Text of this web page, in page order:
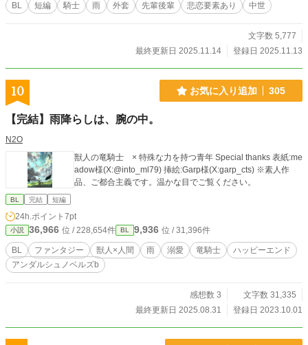
BL 短編 騎士 雨 外套 先輩後輩 悲恋要素あり 中世
文字数 5,777
最終更新日 2025.11.14
登録日 2025.11.13
10 お気に入り追加 305
【完結】雨降らしは、腕の中。
N2O
獣人の竜騎士 × 特殊な力を持つ青年 Special thanks 表紙:me
adow様(X:@into_ml79) 挿絵:Garp様(X:garp_cts) ※素人作
品、ご都合主義です。温かな目でご覧ください。
BL 完結 短編
24h.ポイント 7pt
小説 36,966 位 / 228,654件 BL 9,936 位 / 31,396件
BL ファンタジー 獣人×人間 雨 溺愛 竜騎士
ハッピーエンド
アンダルシュノベルズb
感想数 3
文字数 31,335
最終更新日 2025.08.31
登録日 2023.10.01